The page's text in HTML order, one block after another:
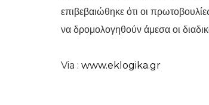
επιβεβαιώθηκε ότι οι
να δρομολογηθούν άμεσα οι
Via : www.eklogika.gr